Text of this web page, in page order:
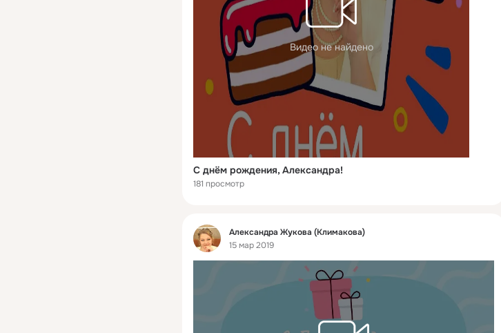
Видео не найдено
С днём рождения, Александра!
181 просмотр
Фид
Александра Жукова (Климакова)
15 мар 2019